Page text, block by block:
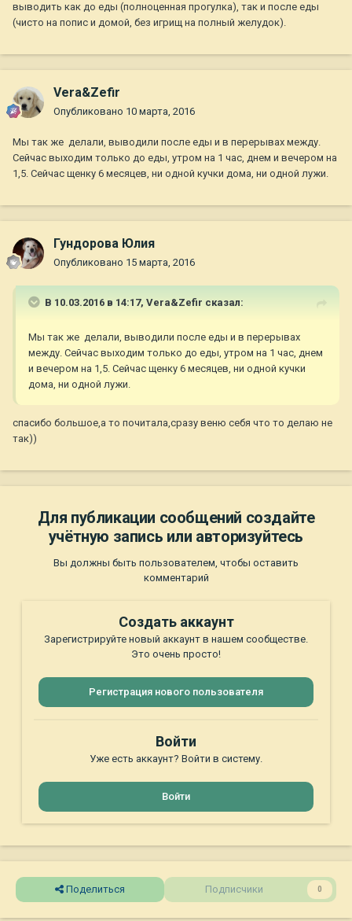
выводить как до еды (полноценная прогулка), так и после еды
(чисто на попис и домой, без игрищ на полный желудок).
Vera&Zefir
Опубликовано 10 марта, 2016
Мы так же делали, выводили после еды и в перерывах между.
Сейчас выходим только до еды, утром на 1 час, днем и вечером на
1,5. Сейчас щенку 6 месяцев, ни одной кучки дома, ни одной лужи.
Гундорова Юлия
Опубликовано 15 марта, 2016
В 10.03.2016 в 14:17, Vera&Zefir сказал:
Мы так же делали, выводили после еды и в перерывах
между. Сейчас выходим только до еды, утром на 1 час, днем
и вечером на 1,5. Сейчас щенку 6 месяцев, ни одной кучки
дома, ни одной лужи.
спасибо большое,а то почитала,сразу веню себя что то делаю не
так))
Для публикации сообщений создайте
учётную запись или авторизуйтесь
Вы должны быть пользователем, чтобы оставить
комментарий
Создать аккаунт
Зарегистрируйте новый аккаунт в нашем сообществе.
Это очень просто!
Регистрация нового пользователя
Войти
Уже есть аккаунт? Войти в систему.
Войти
Поделиться Подписчики 0